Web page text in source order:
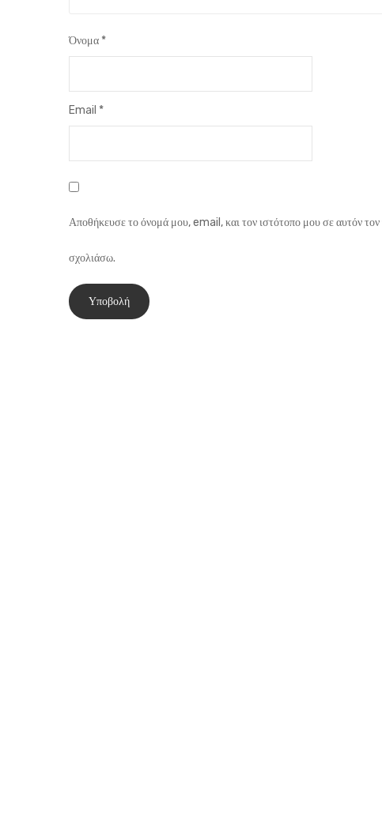
Όνομα *
Email *
Αποθήκευσε το όνομά μου, email, και τον ιστότοπο μου σε αυτόν
σχολιάσω.